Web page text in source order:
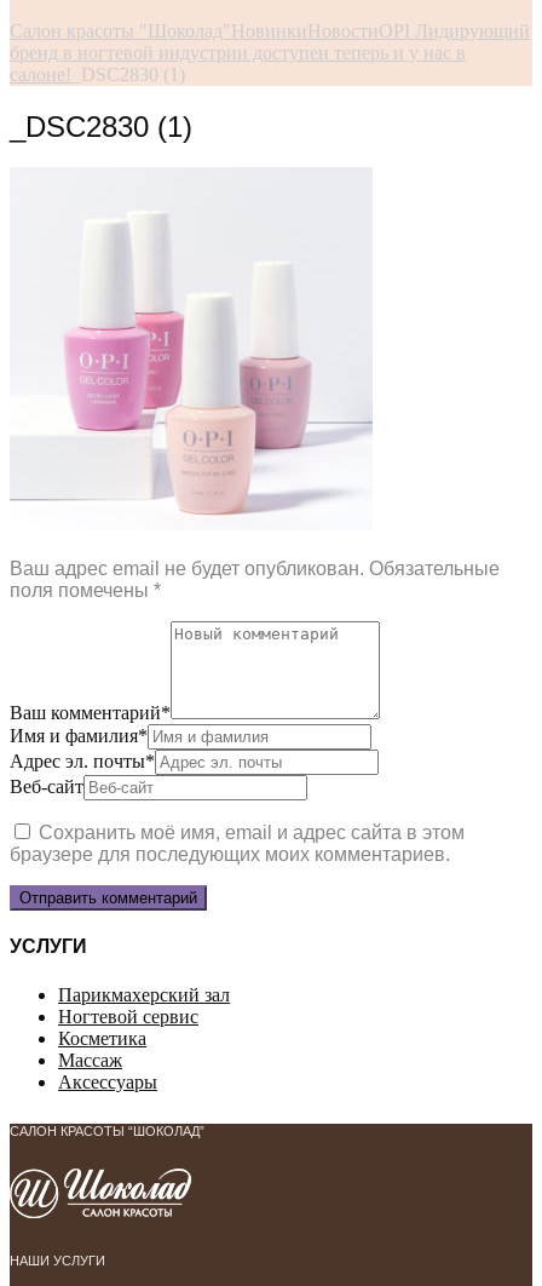
Салон красоты "Шоколад"НовинкиНовостиOPI Лидирующий
бренд в ногтевой индустрии доступен теперь и у нас в
салоне!
_DSC2830 (1)
_DSC2830 (1)
Ваш адрес email не будет опубликован. Обязательные
поля помечены *
Ваш комментарий*
Имя и фамилия*
Адрес эл. почты*
Веб-сайт
Сохранить моё имя, email и адрес сайта в этом
браузере для последующих моих комментариев.
УСЛУГИ
Парикмахерский зал
Ногтевой сервис
Косметика
Массаж
Аксессуары
САЛОН КРАСОТЫ “ШОКОЛАД”
НАШИ УСЛУГИ